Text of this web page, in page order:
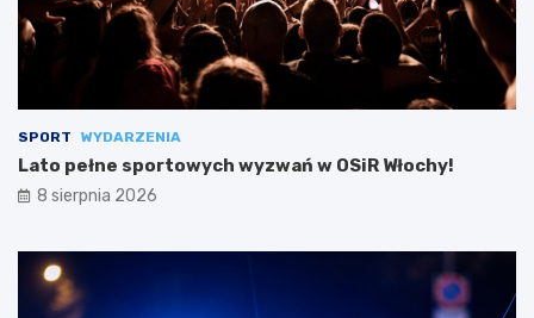
SPORT WYDARZENIA
Lato pełne sportowych wyzwań w OSiR Włochy!
8 sierpnia 2026